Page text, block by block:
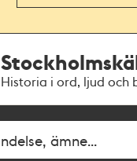
Historia i ord, ljud och